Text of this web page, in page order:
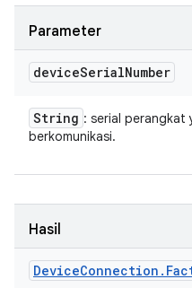
Parameter
deviceSerialNumber
String : serial perangkat
berkomunikasi.
Hasil
DeviceConnection .